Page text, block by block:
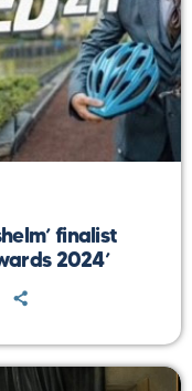
finalist
2024’